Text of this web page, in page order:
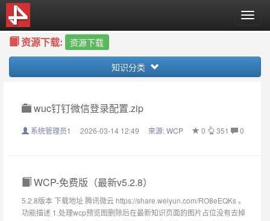
T
o
g
e
资源下载: 资源下载
知识分类
wuc钉钉微信登录配置.zip
系统管理员1 2026-03-14 12:49 來源:WCP 0 351 0
WCP-免费版（最新v5.2.8）
5.2.8版本 下载地址 腾讯微云 https://share.weiyun.com/RO8eEQKs 。
功能描述 1.处理wcp预览图删除后在最新知识页面的图片占位没有去掉